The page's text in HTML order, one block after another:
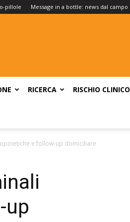
pillole Message in a bottle: news dal campo
RICERCA RISCHIO CLINICO
e follow-up domiciliare
up